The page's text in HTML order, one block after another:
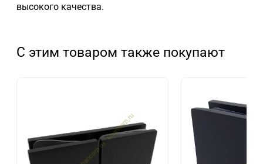
высокого качества.
С этим товаром также покупают